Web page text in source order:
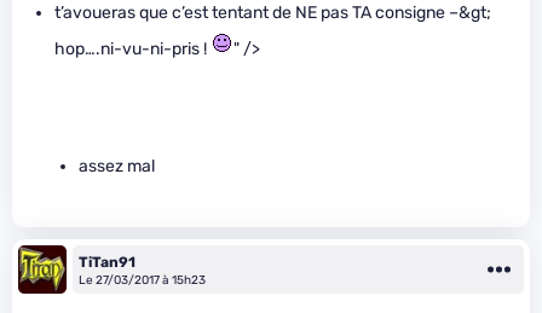
t’avoueras que c’est tentant de NE pas TA consigne –&gt;
hop….ni-vu-ni-pris !
" />
assez mal
TiTan91
Le 27/03/2017 à 15h23